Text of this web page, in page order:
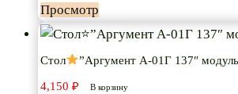
Просмотр
Стол ”Аргумент А-01Г 137″
4,150 ₽ В корзину